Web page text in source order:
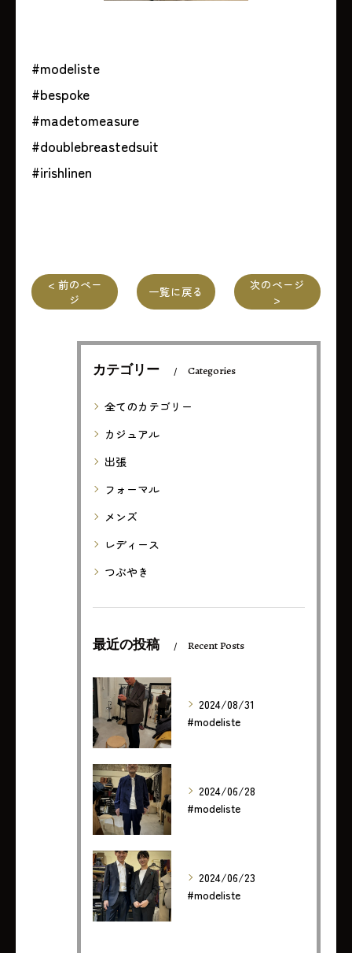
#modeliste
#bespoke
#madetomeasure
#doublebreastedsuit
#irishlinen
< 前のペー
ジ
一覧に戻る
次のページ
>
カテゴリー Categories
全てのカテゴリー
カジュアル
出張
フォーマル
メンズ
レディース
つぶやき
最近の投稿 Recent Posts
2024/08/31
#modeliste
2024/06/28
#modeliste
2024/06/23
#modeliste